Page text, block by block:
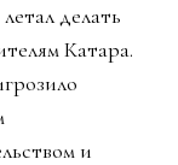
делать
Катара.
и